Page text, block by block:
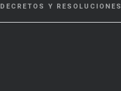
DECRETOS Y RESOLUCIONES